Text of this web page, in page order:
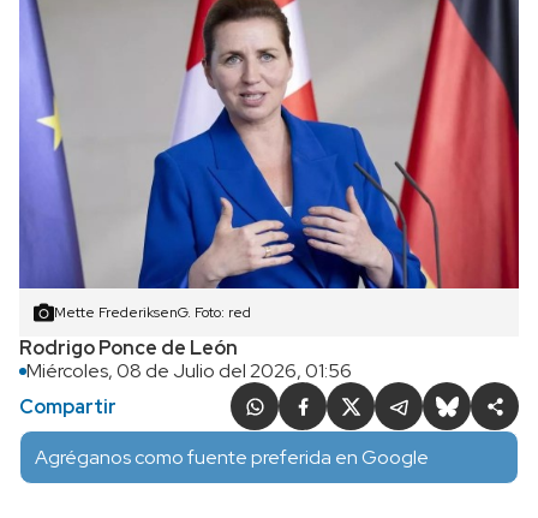
Mette FrederiksenG. Foto: red
Rodrigo Ponce de León
Miércoles, 08 de Julio del 2026, 01:56
Compartir
Agréganos como fuente preferida en Google